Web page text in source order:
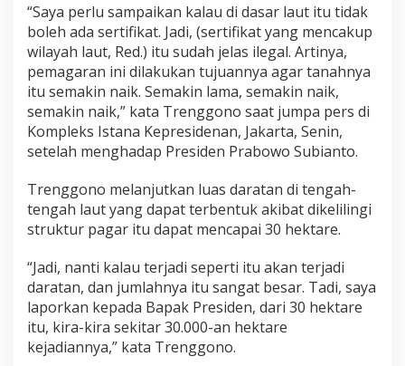
U
n
t
u
k
K
e
p
e
n
i
n
g
a
R
e
k
a
m
“Saya perlu sampaikan kalau di dasar laut itu tidak
boleh ada sertifikat. Jadi, (sertifikat yang mencakup
wilayah laut, Red.) itu sudah jelas ilegal. Artinya,
pemagaran ini dilakukan tujuannya agar tanahnya
itu semakin naik. Semakin lama, semakin naik,
semakin naik,” kata Trenggono saat jumpa pers di
Kompleks Istana Kepresidenan, Jakarta, Senin,
setelah menghadap Presiden Prabowo Subianto.
Trenggono melanjutkan luas daratan di tengah-
tengah laut yang dapat terbentuk akibat dikelilingi
struktur pagar itu dapat mencapai 30 hektare.
“Jadi, nanti kalau terjadi seperti itu akan terjadi
daratan, dan jumlahnya itu sangat besar. Tadi, saya
laporkan kepada Bapak Presiden, dari 30 hektare
itu, kira-kira sekitar 30.000-an hektare
kejadiannya,” kata Trenggono.